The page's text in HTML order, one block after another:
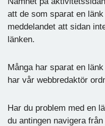
att de som sparat en
meddelandet att sidan
länken.
Många har sparat en
har vår webbredaktör
Har du problem med en
du antingen navigera